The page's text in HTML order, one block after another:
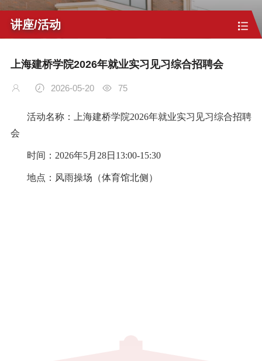
讲座/活动
上海建桥学院2026年就业实习见习综合招聘会
2026-05-20 75
活动名称：
上海建桥学院2026年就业实习见习综合招聘
会
时间：2026年5月28日13:00-15:30
地点：风雨操场（体育馆北侧）